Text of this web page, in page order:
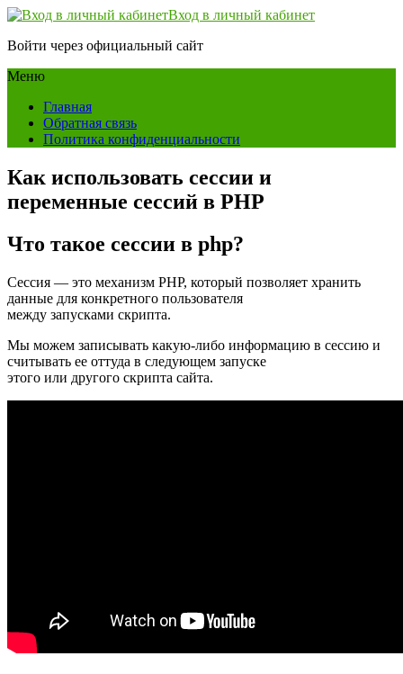
Вход в личный кабинет
Войти через официальный сайт
Меню
Главная
Обратная связь
Политика конфиденциальности
Как использовать сессии и
переменные сессий в PHP
Что такое сессии в php?
Сессия — это механизм PHP, который позволяет хранить
данные для конкретного пользователя
между запусками скрипта.
Мы можем записывать какую-либо информацию в сессию и
считывать ее оттуда в следующем запуске
этого или другого скрипта сайта.